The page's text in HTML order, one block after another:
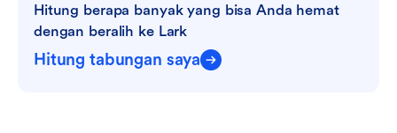
Hitung berapa banyak yang bisa Anda hemat
dengan beralih ke Lark
Hitung tabungan saya